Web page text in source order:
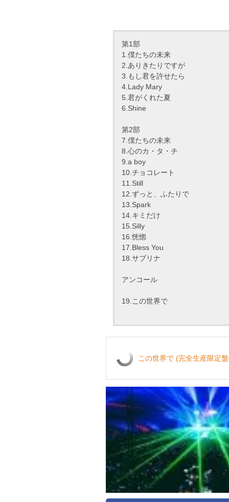
第1部
1.僕たちの未来
2.ありきたりですが
3.もし君を許せたら
4.Lady Mary
5.君がくれた夏
6.Shine
第2部
7.僕たちの未来
8.心のカ・タ・チ
9.a boy
10.チョコレート
11.Still
12.ずっと、ふたりで
13.Spark
14.キミだけ
15.Silly
16.恍惚
17.Bless You
18.サブリナ
アンコール
19.この世界で
この世界で (完全生産限定